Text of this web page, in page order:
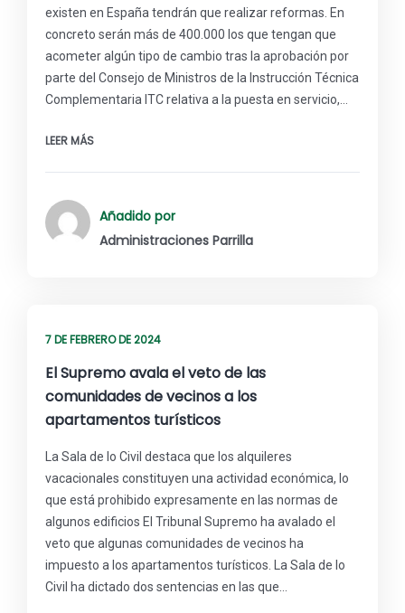
existen en España tendrán que realizar reformas. En
concreto serán más de 400.000 los que tengan que
acometer algún tipo de cambio tras la aprobación por
parte del Consejo de Ministros de la Instrucción Técnica
Complementaria ITC relativa a la puesta en servicio,…
LEER MÁS
Añadido por
Administraciones Parrilla
7 DE FEBRERO DE 2024
El Supremo avala el veto de las
comunidades de vecinos a los
apartamentos turísticos
La Sala de lo Civil destaca que los alquileres
vacacionales constituyen una actividad económica, lo
que está prohibido expresamente en las normas de
algunos edificios El Tribunal Supremo ha avalado el
veto que algunas comunidades de vecinos ha
impuesto a los apartamentos turísticos. La Sala de lo
Civil ha dictado dos sentencias en las que…